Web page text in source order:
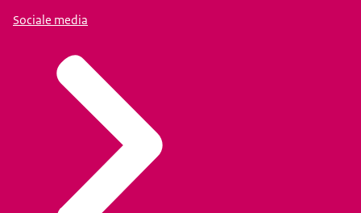
Sociale media